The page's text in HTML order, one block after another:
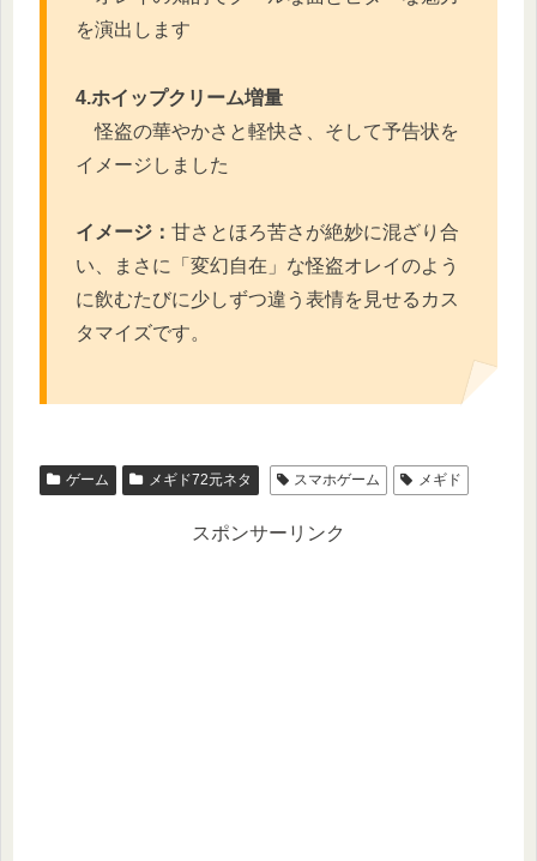
を演出します
4.ホイップクリーム増量
怪盗の華やかさと軽快さ、そして予告状を
イメージしました
イメージ： 甘さとほろ苦さが絶妙に混ざり合
い、まさに「変幻自在」な怪盗オレイのよう
に飲むたびに少しずつ違う表情を見せるカス
タマイズです。
ゲーム メギド72元ネタ スマホゲーム メギド
スポンサーリンク